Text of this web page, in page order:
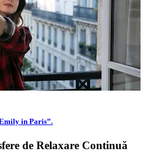
in Paris”.
de Relaxare Continuă